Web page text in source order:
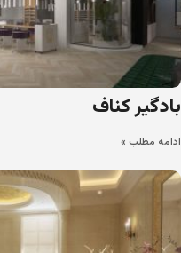
بادگیر کناف
ادامه مطلب »